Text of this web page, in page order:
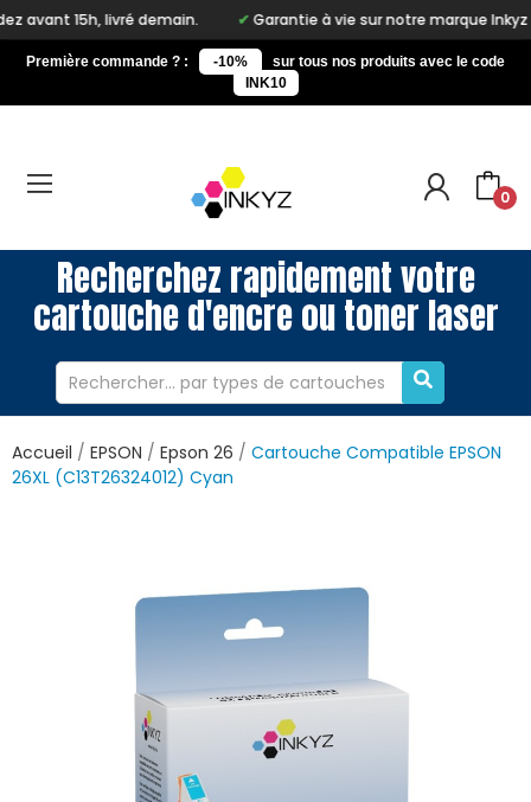
demain. Garantie à vie sur notre marque Inkyz Livraison
Première commande ? : -10%
sur tous nos produits avec le code
INK10
0
Recherchez rapidement votre
cartouche d'encre ou toner laser
Accueil EPSON Epson 26
Cartouche Compatible EPSON
26XL (C13T26324012) Cyan